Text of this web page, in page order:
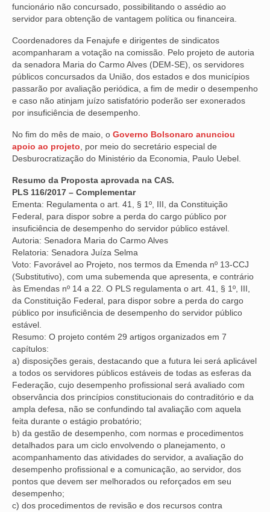
SÃO JOSÉ DOS CAMPOS
SÃO JOSÉ DO RIO PRETO
SOROCABA
NOTÍCIAS
BOLETIM
VÍDEOS
CONVÊNIOS
SINDICALIZE-SE
JURÍDICO
NÚCLEOS
APOSENTADOS
AGENTES DE POLÍCIA JUDICIAL
ANALISTAS JUDICIÁRIOS
ACESSIBILIDADE E INCLUSÃO
LGBTQIA+
MULHERES
OFICIAIS DE JUSTIÇA
SAÚDE
SOLIDARIEDADE
TÉCNICOS JUDICIÁRIOS
TECNOLOGIA DA INFORMAÇÃO
funcionário não concursado, possibilitando o assédio ao
servidor para obtenção de vantagem política ou financeira.
Coordenadores da Fenajufe e dirigentes de sindicatos
acompanharam a votação na comissão. Pelo projeto de autoria
da senadora Maria do Carmo Alves (DEM-SE), os servidores
públicos concursados da União, dos estados e dos municípios
passarão por avaliação periódica, a fim de medir o desempenho
e caso não atinjam juízo satisfatório poderão ser exonerados
por insuficiência de desempenho.
No fim do mês de maio, o Governo Bolsonaro anunciou
apoio ao projeto , por meio do secretário especial de
Desburocratização do Ministério da Economia, Paulo Uebel.
Resumo da Proposta aprovada na CAS.
PLS 116/2017 – Complementar
Ementa: Regulamenta o art. 41, § 1º, III, da Constituição
Federal, para dispor sobre a perda do cargo público por
insuficiência de desempenho do servidor público estável.
Autoria: Senadora Maria do Carmo Alves
Relatoria: Senadora Juíza Selma
Voto: Favorável ao Projeto, nos termos da Emenda nº 13-CCJ
(Substitutivo), com uma subemenda que apresenta, e contrário
às Emendas nº 14 a 22. O PLS regulamenta o art. 41, § 1º, III,
da Constituição Federal, para dispor sobre a perda do cargo
público por insuficiência de desempenho do servidor público
estável.
Resumo: O projeto contém 29 artigos organizados em 7
capítulos:
a) disposições gerais, destacando que a futura lei será aplicável
a todos os servidores públicos estáveis de todas as esferas da
Federação, cujo desempenho profissional será avaliado com
observância dos princípios constitucionais do contraditório e da
ampla defesa, não se confundindo tal avaliação com aquela
feita durante o estágio probatório;
b) da gestão de desempenho, com normas e procedimentos
detalhados para um ciclo envolvendo o planejamento, o
acompanhamento das atividades do servidor, a avaliação do
desempenho profissional e a comunicação, ao servidor, dos
pontos que devem ser melhorados ou reforçados em seu
desempenho;
c) dos procedimentos de revisão e dos recursos contra